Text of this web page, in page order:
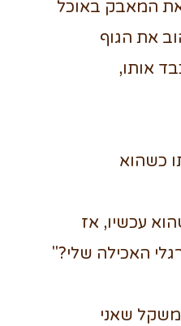
המאבק באוכל
את הגוף
אותו,
כשהוא
עכשיו, אז
האכילה שלי?"
שאני